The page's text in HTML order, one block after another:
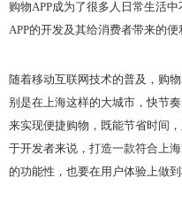
购物APP成为了很多人日常生活
APP的开发及其给消费者带来的便
随着移动互联网技术的普及，购
别是在上海这样的大城市，快节
来实现便捷购物，既能节省时间
于开发者来说，打造一款符合上
的功能性，也要在用户体验上做到